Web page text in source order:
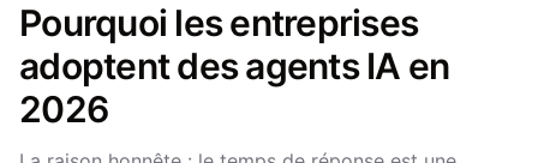
Pourquoi les entreprises
adoptent des agents IA en
2026